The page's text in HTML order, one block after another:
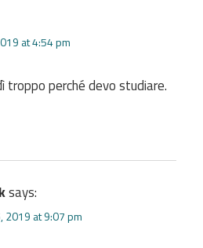
at 4:54 pm
troppo perché devo studiare.
says:
2019 at 9:07 pm